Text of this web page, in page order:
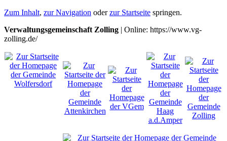
Zum Inhalt, zur Navigation oderzur Startseite springen.
Verwaltungsgemeinschaft Zolling | Online: https://www.vg-
zolling.de/